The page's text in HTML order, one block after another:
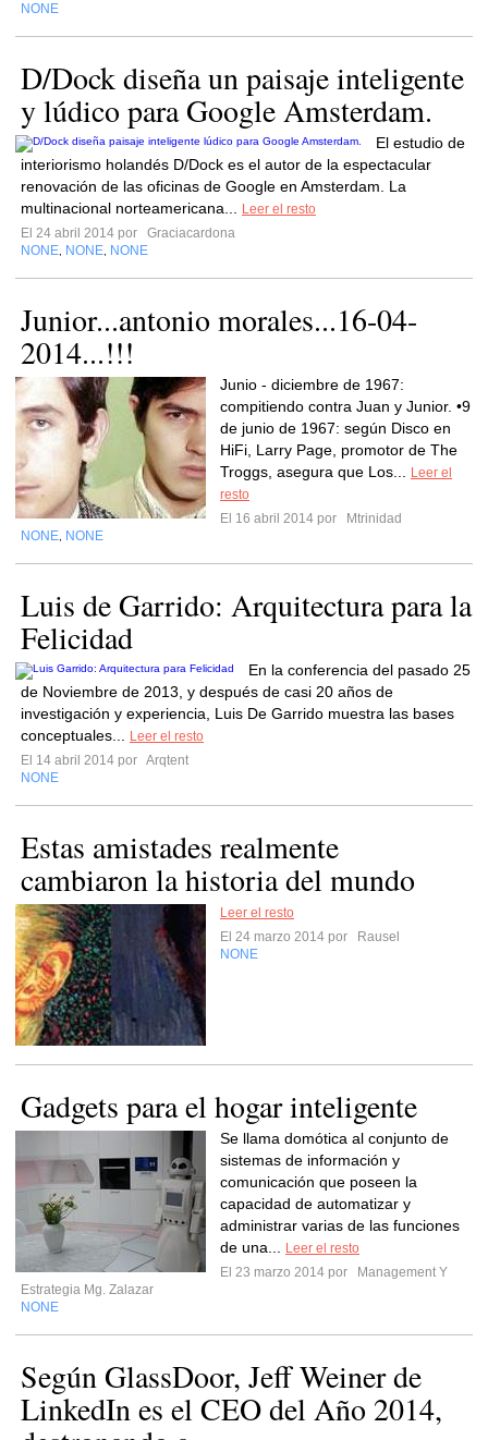
NONE
D/Dock diseña un paisaje inteligente
y lúdico para Google Amsterdam.
El estudio de
interiorismo holandés D/Dock es el autor de la espectacular
renovación de las oficinas de Google en Amsterdam. La
multinacional norteamericana...
Leer el resto
El 24 abril 2014 por
Graciacardona
NONE NONE NONE
Junior...antonio morales...16-04-
2014...!!!
Junio - diciembre de 1967:
compitiendo contra Juan y Junior. •9
de junio de 1967: según Disco en
HiFi, Larry Page, promotor de The
Troggs, asegura que Los...
Leer el
resto
El 16 abril 2014 por
Mtrinidad
NONE NONE
Luis de Garrido: Arquitectura para la
Felicidad
En la conferencia del pasado 25
de Noviembre de 2013, y después de casi 20 años de
investigación y experiencia, Luis De Garrido muestra las bases
conceptuales...
Leer el resto
El 14 abril 2014 por Arqtent
NONE
Estas amistades realmente
cambiaron la historia del mundo
Leer el resto
El 24 marzo 2014 por
Rausel
NONE
Gadgets para el hogar inteligente
Se llama domótica al conjunto de
sistemas de información y
comunicación que poseen la
capacidad de automatizar y
administrar varias de las funciones
de una...
Leer el resto
El 23 marzo 2014 por
Management Y
Estrategia Mg. Zalazar
NONE
Según GlassDoor, Jeff Weiner de
LinkedIn es el CEO del Año 2014,